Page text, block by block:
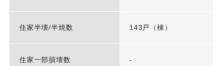
住家半壊/半焼数 143戸（棟）
住家一部損壊数 -